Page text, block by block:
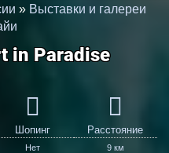
» Выставки и галереи
in Paradise
Шопинг
Нет
Расстояние
9 км